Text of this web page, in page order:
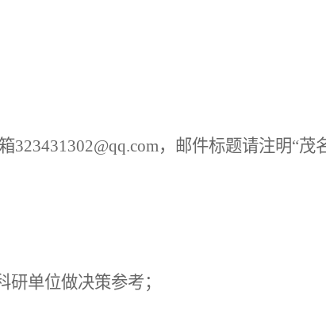
，邮件标题请注明“茂
单位做决策参考；